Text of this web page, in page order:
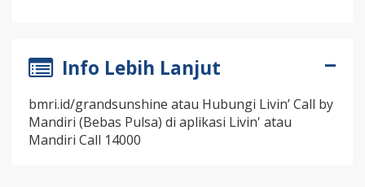
Info Lebih Lanjut
bmri.id/grandsunshine atau Hubungi Livin’ Call by
Mandiri (Bebas Pulsa) di aplikasi Livin' atau
Mandiri Call 14000